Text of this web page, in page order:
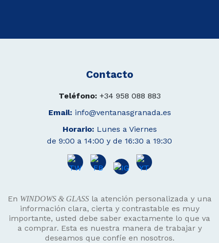
Contacto
Teléfono: +34 958 088 883
Email: info@ventanasgranada.es
Horario: Lunes a Viernes
de 9:00 a 14:00 y de 16:30 a 19:30
En WINDOWS & GLASSla atención personalizada y una
información clara, cierta y contrastable es muy
importante, usted debe saber exactamente lo que va
a comprar. Esta es nuestra manera de trabajar y
deseamos que confíe en nosotros.